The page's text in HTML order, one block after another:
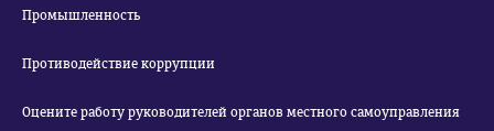
Промышленность
Противодействие коррупции
Оцените работу руководителей органов местного самоуправления